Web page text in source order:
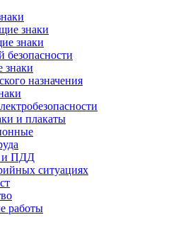
знаки
знаки
безопасности
знаки
назначения
и плакаты
и ПДД
ситуациях
работы